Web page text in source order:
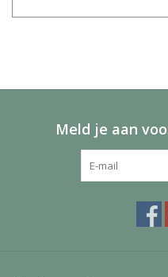
Meld je aan